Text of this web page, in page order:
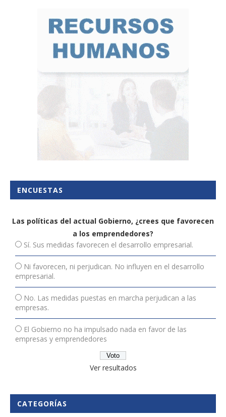
ENCUESTAS
Las políticas del actual Gobierno, ¿crees que favorecen
a los emprendedores?
Sí. Sus medidas favorecen el desarrollo empresarial.
Ni favorecen, ni perjudican. No influyen en el desarrollo
empresarial.
No. Las medidas puestas en marcha perjudican a las
empresas.
El Gobierno no ha impulsado nada en favor de las
empresas y emprendedores
Ver resultados
CATEGORÍAS